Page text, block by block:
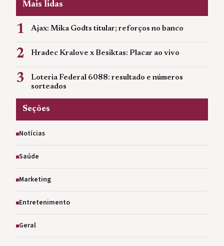
Mais lidas
1 Ajax: Mika Godts titular; reforços no banco
2 Hradec Kralove x Besiktas: Placar ao vivo
3
Loteria Federal 6088: resultado e números
sorteados
Seções
Notícias
Saúde
Marketing
Entretenimento
Geral